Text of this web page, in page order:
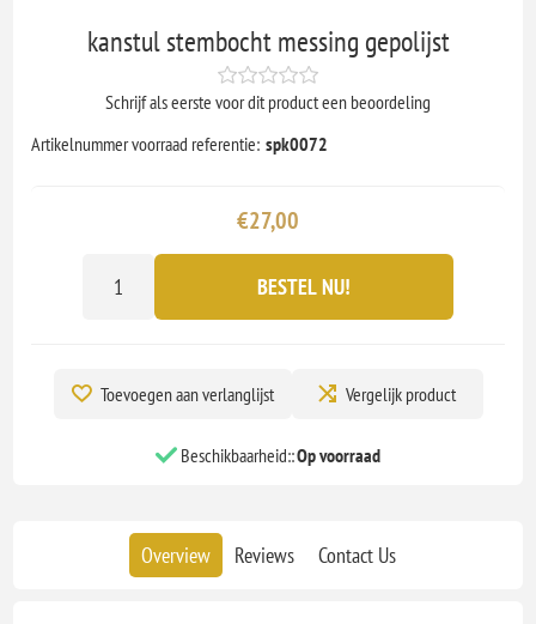
kanstul stembocht messing gepolijst
Schrijf als eerste voor dit product een beoordeling
Artikelnummer voorraad referentie: spk0072
€27,00
BESTEL NU!
Toevoegen aan verlanglijst Vergelijk product
Beschikbaarheid::Op voorraad
Overview Reviews Contact Us